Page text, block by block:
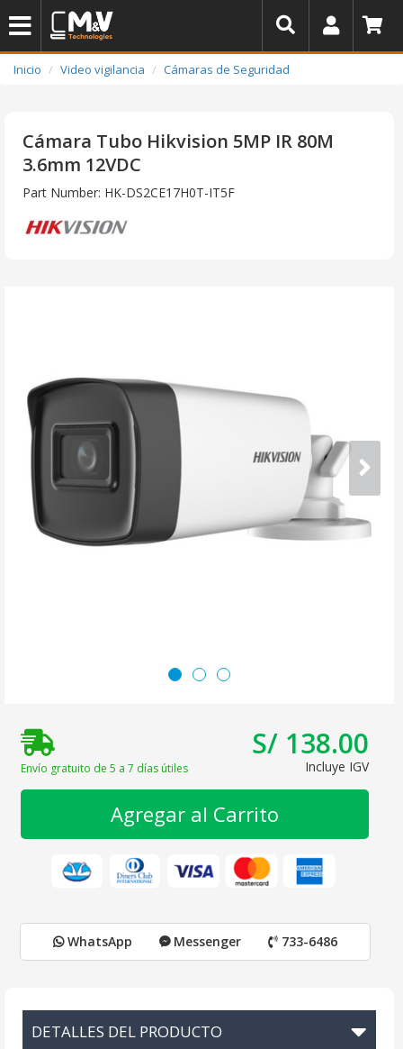
Inicio Video vigilancia Cámaras de Seguridad
Cámara Tubo Hikvision 5MP IR 80M
3.6mm 12VDC
Part Number: HK-DS2CE17H0T-IT5F
Envío gratuito de 5 a 7 días útiles
S/ 138.00
Incluye IGV
Agregar al Carrito
WhatsApp Messenger 733-6486
DETALLES DEL PRODUCTO